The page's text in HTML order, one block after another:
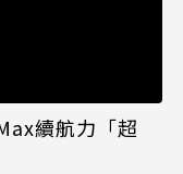
續航力「超